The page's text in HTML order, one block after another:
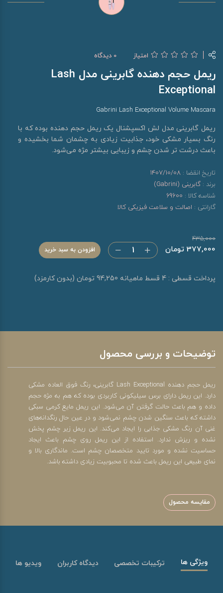
امتیاز 0 دیدگاه
ریمل حجم دهنده گابرینی مدل Lash
Exceptional
Gabrini Lash Exceptional Volume Mascara
ریمل گابرینی مدل لش اکسپشنال یک ریمل حجم دهنده بوده که با
رنگ بسیار مشکی خود، جذابیت زیادی به چشمان شما بخشیده و
باعث درشت تر شدن چشم و زیبایی بیشتر مژه می‌شود.
تاریخ انقضا : 1407/10/08
برند : گابرینی (Gabrini)
شناسه کالا : 69600
گارانتی : اصالت و سلامت فیزیکی کالا
377,000 تومان
435,000
افزودن به سبد خرید
پرداخت قسطی : 4 قسط ماهیانه 94,250 تومان (بدون کارمزد)
توضیحات و بررسی محصول
ریمل حجم دهنده Lash Exceptional گابرینی، رنگ فوق العاده مشکی
دارد. این ریمل دارای برس سیلیکونی کاربردی بوده که هم به مژه حجم
داده و هم باعث حالت گرفتن آن می‌شود. این ریمل مایع کرمی سبکی
داشته که باعث سنگین شدن چشم نمی‌شود و در عین حال رنگدانه‌های
غنی آن رنگ مشکی جذابی را ایجاد می‌کند. این ریمل زیر چشم پخش
نشده و ریزش ندارد. استفاده از این ریمل روی چشم باعث ایجاد
حساسیت نشده و مورد تایید متخصصان چشم است. ماندگاری بالا و
نمای طبیعی این ریمل باعث شده تا محبوبیت زیادی داشته باشد.
مقایسه محصول
ویژگی ها ترکیبات تخصصی دیدگاه کاربران ویدیو ها